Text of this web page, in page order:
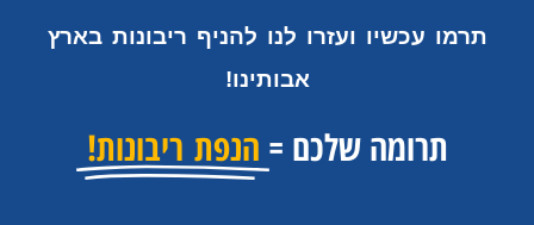
תרמו עכשיו ועזרו לנו להניף ריבונות בארץ
אבותינו!
תרומה שלכם = הנפת ריבונות!